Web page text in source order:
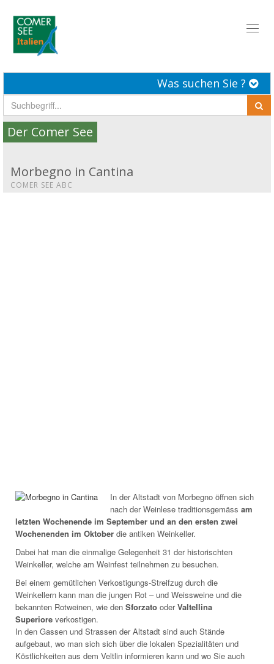
Was suchen Sie ?
Der Comer See
Morbegno in Cantina
COMER SEE ABC
In der Altstadt von Morbegno öffnen sich
nach der Weinlese traditionsgemäss am
letzten Wochenende im September und an den ersten zwei
Wochenenden im Oktober die antiken Weinkeller.
Dabei hat man die einmalige Gelegenheit 31 der historischten
Weinkeller, welche am Weinfest teilnehmen zu besuchen.
Bei einem gemütlichen Verkostigungs-Streifzug durch die
Weinkellern kann man die jungen Rot – und Weissweine und die
bekannten Rotweinen, wie den Sforzato oderValtellina
Superiore verkostigen.
In den Gassen und Strassen der Altstadt sind auch Stände
aufgebaut, wo man sich sich über die lokalen Spezialitäten und
Köstlichkeiten aus dem Veltlin informieren kann und wo Sie auch